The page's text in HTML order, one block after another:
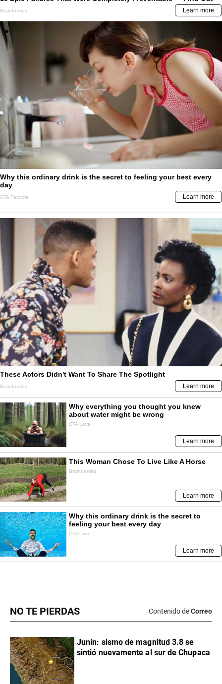
NO TE PIERDAS Contenido deCorreo
Junín: sismo de magnitud 3.8 se
sintió nuevamente al sur de Chupaca